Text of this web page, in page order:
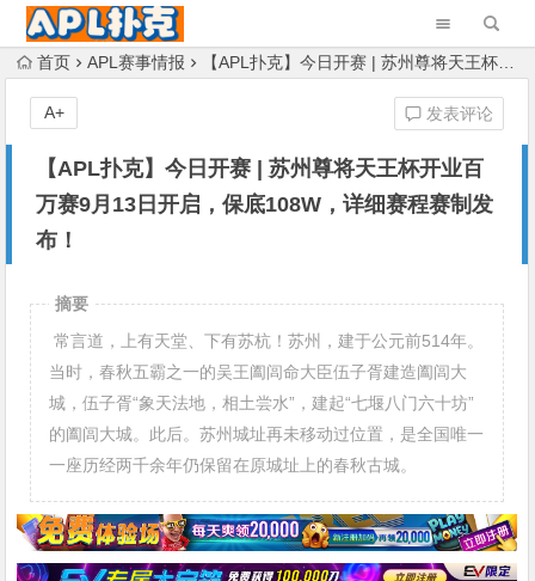
首页 APL赛事情报 【APL扑克】今日开赛 | 苏州尊将天王杯开业百万赛9月13日开启，保底108W，详细赛程赛制发布！
【APL扑克】今日开赛 | 苏州尊将天王杯开业百
万赛9月13日开启，保底108W，详细赛程赛制发
布！
发表评论
A+
摘要
常言道，上有天堂、下有苏杭！苏州，建于公元前514年。
当时，春秋五霸之一的吴王阖闾命大臣伍子胥建造阖闾大
城，伍子胥“象天法地，相土尝水”，建起“七堰八门六十坊”
的阖闾大城。此后。苏州城址再未移动过位置，是全国唯一
一座历经两千余年仍保留在原城址上的春秋古城。